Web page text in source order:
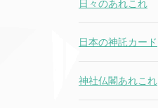
日々のあれこれ
日本の神託カード
神社仏閣あれこれ